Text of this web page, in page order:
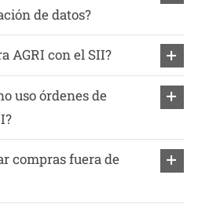
de datos?
AGRI con el SII?
uso órdenes de
compras fuera de